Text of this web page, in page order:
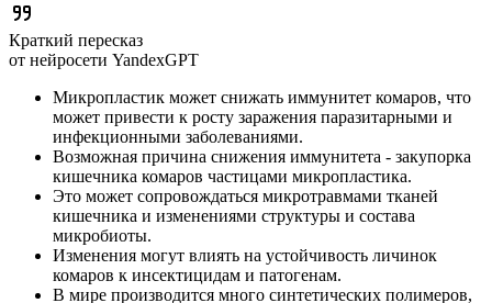
Краткий пересказ
от нейросети YandexGPT
Микропластик может снижать иммунитет комаров, что
может привести к росту заражения паразитарными и
инфекционными заболеваниями.
Возможная причина снижения иммунитета - закупорка
кишечника комаров частицами микропластика.
Это может сопровождаться микротравмами тканей
кишечника и изменениями структуры и состава
микробиоты.
Изменения могут влиять на устойчивость личинок
комаров к инсектицидам и патогенам.
В мире производится много синтетических полимеров,